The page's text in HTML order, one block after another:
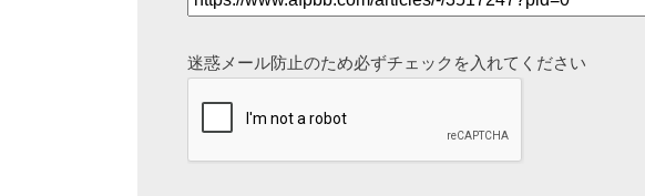
迷惑メール防止のため必ずチェックを入れてください